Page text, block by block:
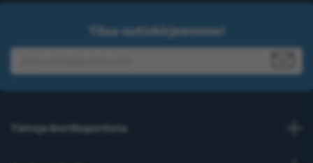
Tilaa uutiskirjeemme!
Tietoja Northsportista